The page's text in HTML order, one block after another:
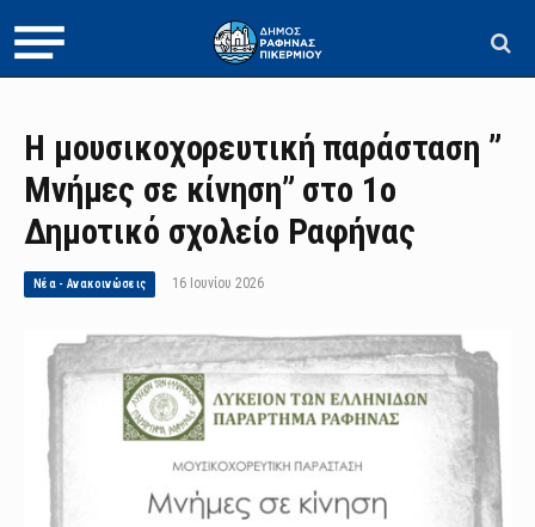
Η μουσικοχορευτική παράσταση ”
Μνήμες σε κίνηση” στο 1ο
Δημοτικό σχολείο Ραφήνας
Νέα - Ανακοινώσεις 16 Ιουνίου 2026